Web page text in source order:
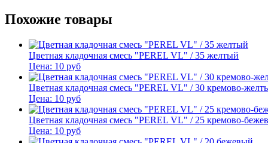
Похожие товары
Цветная кладочная смесь "PEREL VL" / 35 желтый
Цена: 10 руб
Цветная кладочная смесь "PEREL VL" / 30 кремово-
Цена: 10 руб
Цветная кладочная смесь "PEREL VL" / 25 кремово-
Цена: 10 руб